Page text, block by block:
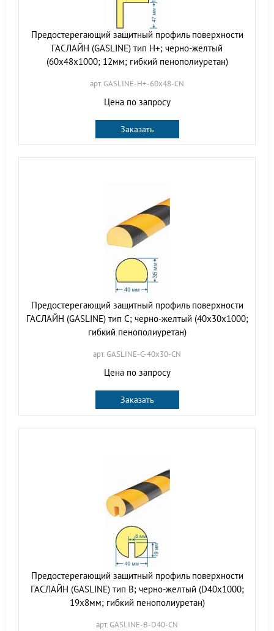
Предостерегающий защитный профиль поверхности
ГАСЛАЙН (GASLINE) тип Н+; черно-желтый
(60х48х1000; 12мм; гибкий пенополиуретан)
арт. GASLINE-H+-60х48-CN
Цена по запросу
Заказать
Предостерегающий защитный профиль поверхности
ГАСЛАЙН (GASLINE) тип C; черно-желтый (40х30х1000;
гибкий пенополиуретан)
арт. GASLINE-С-40х30-CN
Цена по запросу
Заказать
Предостерегающий защитный профиль поверхности
ГАСЛАЙН (GASLINE) тип B; черно-желтый (D40х1000;
19х8мм; гибкий пенополиуретан)
арт. GASLINE-B-D40-CN